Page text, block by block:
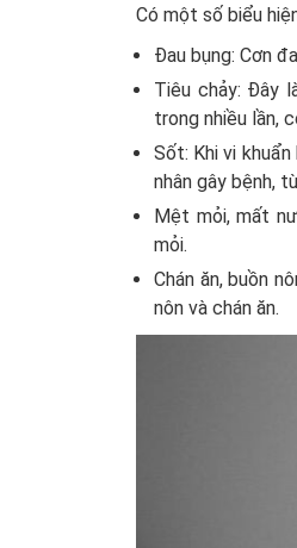
Có một số biểu
Đau bụng: Cơn
Tiêu chảy: Đây
trong nhiều lần,
Sốt: Khi vi
nhân gây bệnh,
Mệt mỏi, mất
mỏi.
Chán ăn, buồn
nôn và chán ăn.